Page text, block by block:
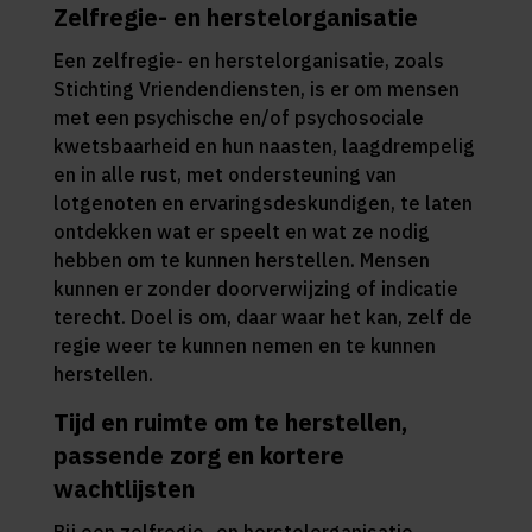
Zelfregie- en herstelorganisatie
Een zelfregie- en herstelorganisatie, zoals
Stichting Vriendendiensten, is er om mensen
met een psychische en/of psychosociale
kwetsbaarheid en hun naasten, laagdrempelig
en in alle rust, met ondersteuning van
lotgenoten en ervaringsdeskundigen, te laten
ontdekken wat er speelt en wat ze nodig
hebben om te kunnen herstellen. Mensen
kunnen er zonder doorverwijzing of indicatie
terecht. Doel is om, daar waar het kan, zelf de
regie weer te kunnen nemen en te kunnen
herstellen.
Tijd en ruimte om te herstellen,
passende zorg en kortere
wachtlijsten